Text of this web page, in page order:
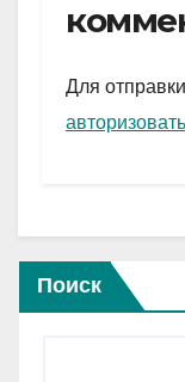
a
m
Для
Поиск